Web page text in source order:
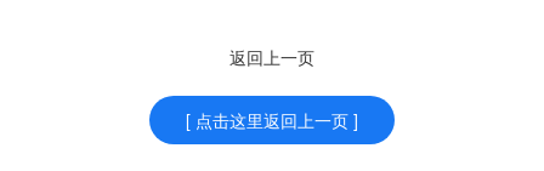
返回上一页
[ 点击这里返回上一页 ]